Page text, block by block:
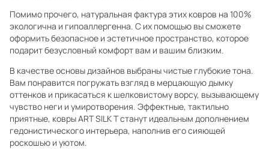
Помимо прочего, натуральная фактура этих ковров на 100%
экологична и гипоаллергенна. С их помощью вы сможете
оформить безопасное и эстетичное пространство, которое
подарит безусловный комфорт вам и вашим близким.
В качестве основы дизайнов выбраны чистые глубокие тона.
Вам понравится погружать взгляд в мерцающую дымку
оттенков и прикасаться к шелковистому ворсу, вызывающему
чувство неги и умиротворения. Эффектные, тактильно
приятные, ковры ART SILK T станут идеальным дополнением
гедонистического интерьера, наполнив его сияющей
роскошью и уютом.